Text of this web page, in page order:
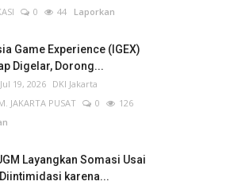
0 44 Laporkan
Game Experience (IGEX)
Digelar, Dorong...
Jul 19, 2026 DKI Jakarta
JAKARTA PUSAT
0
126
Layangkan Somasi Usai
karena...